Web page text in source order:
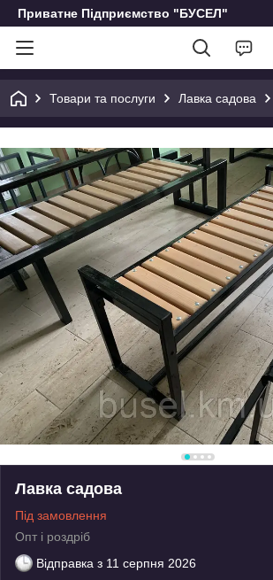
Приватне Підприємство "БУСЕЛ"
Товари та послуги Лавка садова
Лавка садова
Під замовлення
Опт і роздріб
Відправка з 11 серпня 2026